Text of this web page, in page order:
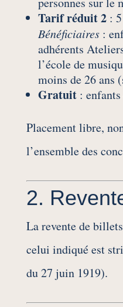
Tarif réduit 2:
Bénéficiaires:
adhérents
l’école de
moins de 26 ans
Gratuit: enfants
Placement libre,
l’ensemble des
2.
La revente de
celui indiqué est
du 27 juin 1919).